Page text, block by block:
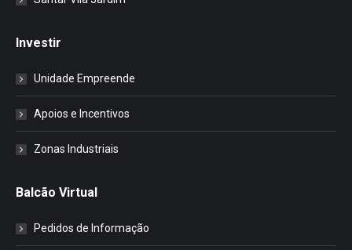
Investir
Unidade Empreende
Apoios e Incentivos
Zonas Industriais
Balcão Virtual
Pedidos de Informação